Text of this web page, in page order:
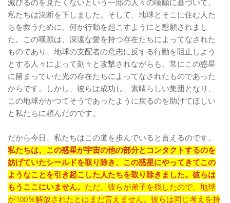
滅びるのを見たくないという一部の人々の嘆願に基づいて、
私たちは決断を下しました。そして、地球とそこに住む人た
ちを救うために、何か行動を起こすようにと懇願されまし
た。この嘆願は、深遠な愛を持つ存在たちによってなされた
ものであり、地球の支配者の意志に反する行動を阻止しよう
とする人々によって刻々と攻撃されながらも、常にこの惑星
に留まっていた光の存在たちによってなされたものであった
からです。しかし、彼らは成功し、素晴らしい集団となり、
この地球がかつてそうであったように戻るのを助けてほしい
と私たちに頼んだのです。
だから今日、私たちはこの道を歩んでいると言えるのです。
私たちは、この惑星が宇宙の他の部分とコンタクトするのを
妨げていたシールドを取り除き、この惑星にやってきてこの
ようなことを引き起こした人たちを取り除きました。彼らは
もうここにいません。 ただ、彼らが弟子を残したので、地球
が100％解放されたとはまだ言えません。彼らは同じ考えを持